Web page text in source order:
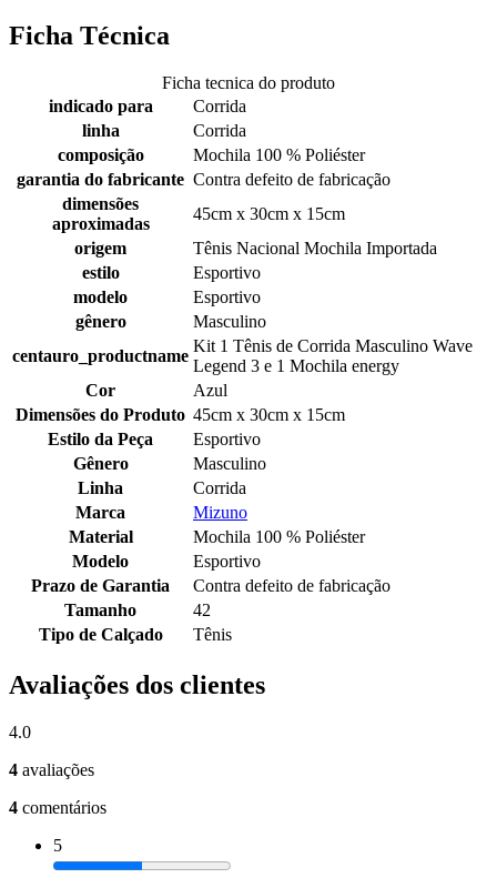
Ficha Técnica
Ficha tecnica do produto
indicado para
Corrida
linha
Corrida
composição
Mochila 100 % Poliéster
garantia do fabricante Contra defeito de fabricação
dimensões
aproximadas
45cm x 30cm x 15cm
origem
Tênis Nacional Mochila Importada
estilo
Esportivo
modelo
Esportivo
gênero
Masculino
centauro_productname
Kit 1 Tênis de Corrida Masculino Wave
Legend 3 e 1 Mochila energy
Cor
Azul
Dimensões do Produto 45cm x 30cm x 15cm
Estilo da Peça
Esportivo
Gênero
Masculino
Linha
Corrida
Marca
Mizuno
Material
Mochila 100 % Poliéster
Modelo
Esportivo
Prazo de Garantia
Contra defeito de fabricação
Tamanho
42
Tipo de Calçado
Tênis
Avaliações dos clientes
4.0
4 avaliações
4 comentários
5